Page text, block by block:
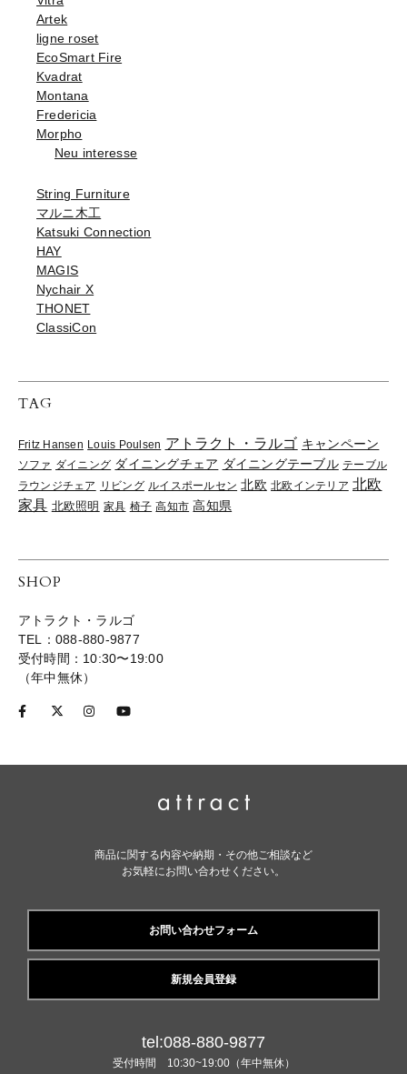
Artek
ligne roset
EcoSmart Fire
Kvadrat
Montana
Fredericia
Morpho
Neu interesse
String Furniture
マルニ木工
Katsuki Connection
HAY
MAGIS
Nychair X
THONET
ClassiCon
TAG
Fritz Hansen Louis Poulsen アトラクト・ラルゴ キャンペーン
ソファ ダイニング ダイニングチェア ダイニングテーブル テーブル
ラウンジチェア リビング ルイスポールセン 北欧 北欧インテリア 北欧
家具 北欧照明 家具 椅子 高知市 高知県
SHOP
アトラクト・ラルゴ
TEL：088-880-9877
受付時間：10:30〜19:00
（年中無休）
商品に関する内容や納期・その他ご相談など
お気軽にお問い合わせください。
お問い合わせフォーム
新規会員登録
tel:088-880-9877
受付時間 10:30~19:00（年中無休）